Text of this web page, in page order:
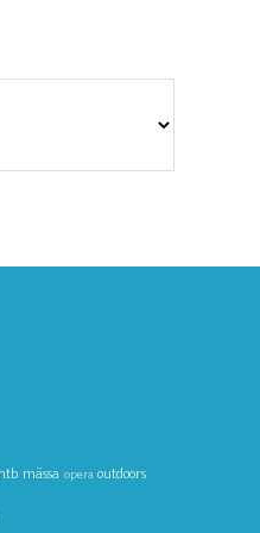
mässa opera outdoors